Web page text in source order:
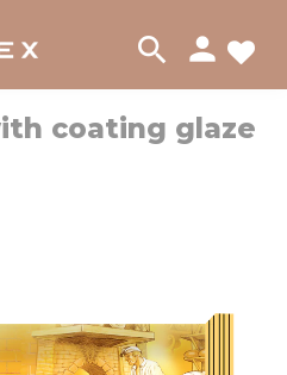
search person
coating glaze